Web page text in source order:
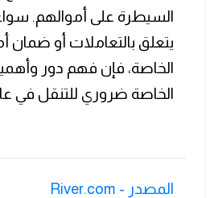
السيطرة على أموالهم. سواء
يتعلق بالتعاملات أو ضمان
الخاصة، فإن فهم دور
الخاصة ضروري للتنقل في
المصدر - River.com